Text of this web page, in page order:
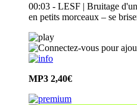
00:03 - LESF | Bruitage
en petits morceaux – se
MP3 2,40€